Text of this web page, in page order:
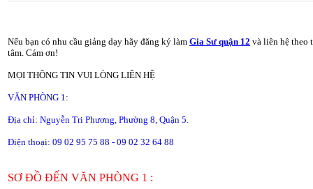
Nếu bạn có nhu cầu giảng dạy hãy đăng ký làm Gia Sư quận 12 và liên hệ theo
tâm. Cám ơn!
MỌI THÔNG TIN VUI LÒNG LIÊN HỆ
VĂN PHÒNG 1:
Địa chỉ: Nguyễn Tri Phương, Phường 8, Quận 5.
Điện thoại: 09 02 95 75 88 - 09 02 32 64 88
SƠ ĐỒ ĐẾN VĂN PHÒNG 1 :